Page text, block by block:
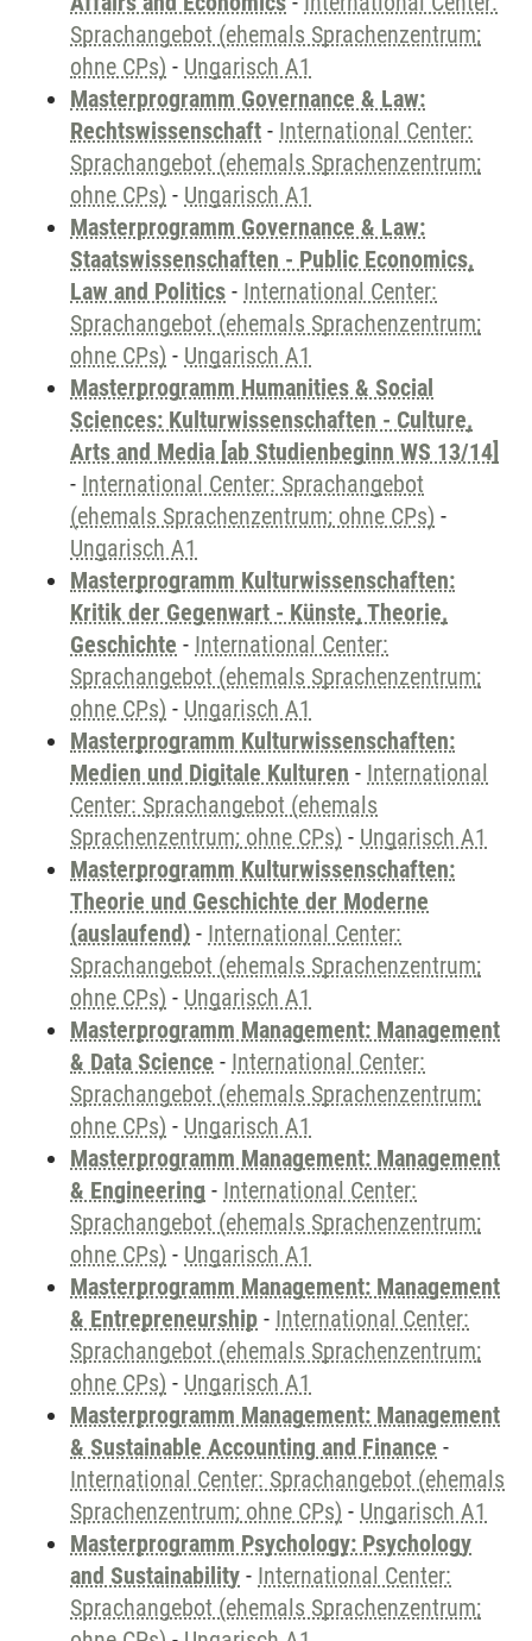
Sprachangebot (ehemals Sprachenzentrum;
ohne CPs) - Ungarisch A1
Masterprogramm Governance & Law:
Rechtswissenschaft - International Center:
Sprachangebot (ehemals Sprachenzentrum;
ohne CPs) - Ungarisch A1
Masterprogramm Governance & Law:
Staatswissenschaften - Public Economics,
Law and Politics - International Center:
Sprachangebot (ehemals Sprachenzentrum;
ohne CPs) - Ungarisch A1
Masterprogramm Humanities & Social
Sciences: Kulturwissenschaften - Culture,
Arts and Media [ab Studienbeginn WS 13/14]
- International Center: Sprachangebot
(ehemals Sprachenzentrum; ohne CPs) -
Ungarisch A1
Masterprogramm Kulturwissenschaften:
Kritik der Gegenwart - Künste, Theorie,
Geschichte - International Center:
Sprachangebot (ehemals Sprachenzentrum;
ohne CPs) - Ungarisch A1
Masterprogramm Kulturwissenschaften:
Medien und Digitale Kulturen - International
Center: Sprachangebot (ehemals
Sprachenzentrum; ohne CPs) - Ungarisch A1
Masterprogramm Kulturwissenschaften:
Theorie und Geschichte der Moderne
(auslaufend) - International Center:
Sprachangebot (ehemals Sprachenzentrum;
ohne CPs) - Ungarisch A1
Masterprogramm Management: Management
& Data Science - International Center:
Sprachangebot (ehemals Sprachenzentrum;
ohne CPs) - Ungarisch A1
Masterprogramm Management: Management
& Engineering - International Center:
Sprachangebot (ehemals Sprachenzentrum;
ohne CPs) - Ungarisch A1
Masterprogramm Management: Management
& Entrepreneurship - International Center:
Sprachangebot (ehemals Sprachenzentrum;
ohne CPs) - Ungarisch A1
Masterprogramm Management: Management
& Sustainable Accounting and Finance -
International Center: Sprachangebot (ehemals
Sprachenzentrum; ohne CPs) - Ungarisch A1
Masterprogramm Psychology: Psychology
and Sustainability - International Center:
Sprachangebot (ehemals Sprachenzentrum;